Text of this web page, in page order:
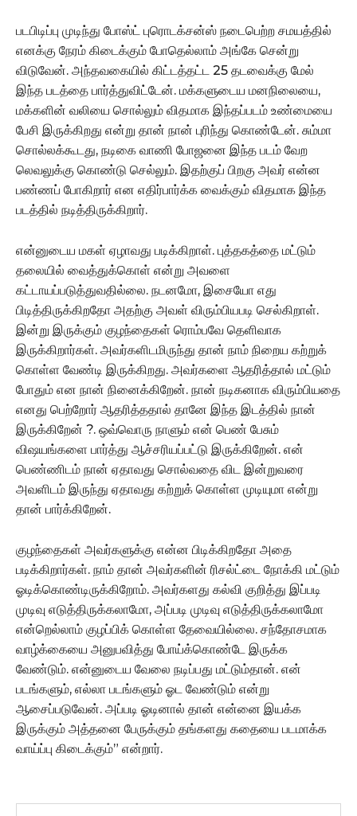
படபிடிப்பு முடிந்து போஸ்ட் புரொடக்சன்ஸ் நடைபெற்ற சமயத்தில்
எனக்கு நேரம் கிடைக்கும் போதெல்லாம் அங்கே சென்று
விடுவேன். அந்தவகையில் கிட்டத்தட்ட 25 தடவைக்கு மேல்
இந்த படத்தை பார்த்துவிட்டேன். மக்களுடைய மனநிலையை,
மக்களின் வலியை சொல்லும் விதமாக இந்தப்படம் உண்மையை
பேசி இருக்கிறது என்று தான் நான் புரிந்து கொண்டேன். சும்மா
சொல்லக்கூடது, நடிகை வாணி போஜனை இந்த படம் வேற
லெவலுக்கு கொண்டு செல்லும். இதற்குப் பிறகு அவர் என்ன
பண்ணப் போகிறார் என எதிர்பார்க்க வைக்கும் விதமாக இந்த
படத்தில் நடித்திருக்கிறார்.
என்னுடைய மகள் ஏழாவது படிக்கிறாள். புத்தகத்தை மட்டும்
தலையில் வைத்துக்கொள் என்று அவளை
கட்டாயப்படுத்துவதில்லை. நடனமோ, இசையோ எது
பிடித்திருக்கிறதோ அதற்கு அவள் விரும்பியபடி செல்கிறாள்.
இன்று இருக்கும் குழந்தைகள் ரொம்பவே தெளிவாக
இருக்கிறார்கள். அவர்களிடமிருந்து தான் நாம் நிறைய கற்றுக்
கொள்ள வேண்டி இருக்கிறது. அவர்களை ஆதரித்தால் மட்டும்
போதும் என நான் நினைக்கிறேன். நான் நடிகனாக விரும்பியதை
எனது பெற்றோர் ஆதரித்ததால் தானே இந்த இடத்தில் நான்
இருக்கிறேன் ?. ஒவ்வொரு நாளும் என் பெண் பேசும்
விஷயங்களை பார்த்து ஆச்சரியப்பட்டு இருக்கிறேன். என்
பெண்ணிடம் நான் ஏதாவது சொல்வதை விட இன்றுவரை
அவளிடம் இருந்து ஏதாவது கற்றுக் கொள்ள முடியுமா என்று
தான் பார்க்கிறேன்.
குழந்தைகள் அவர்களுக்கு என்ன பிடிக்கிறதோ அதை
படிக்கிறார்கள். நாம் தான் அவர்களின் ரிசல்ட்டை நோக்கி மட்டும்
ஓடிக்கொண்டிருக்கிறோம். அவர்களது கல்வி குறித்து இப்படி
முடிவு எடுத்திருக்கலாமோ, அப்படி முடிவு எடுத்திருக்கலாமோ
என்றெல்லாம் குழப்பிக் கொள்ள தேவையில்லை. சந்தோசமாக
வாழ்க்கையை அனுபவித்து போய்க்கொண்டே இருக்க
வேண்டும். என்னுடைய வேலை நடிப்பது மட்டும்தான். என்
படங்களும், எல்லா படங்களும் ஓட வேண்டும் என்று
ஆசைப்படுவேன். அப்படி ஓடினால் தான் என்னை இயக்க
இருக்கும் அத்தனை பேருக்கும் தங்களது கதையை படமாக்க
வாய்ப்பு கிடைக்கும்” என்றார்.